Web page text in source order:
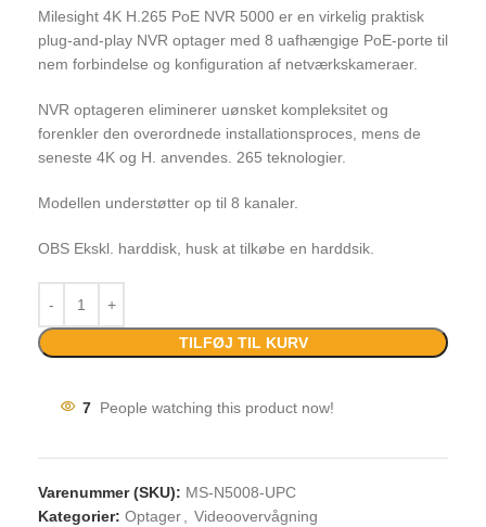
Milesight 4K H.265 PoE NVR 5000 er en virkelig praktisk
plug-and-play NVR optager med 8 uafhængige PoE-porte til
nem forbindelse og konfiguration af netværkskameraer.
NVR optageren eliminerer uønsket kompleksitet og
forenkler den overordnede installationsproces, mens de
seneste 4K og H. anvendes. 265 teknologier.
Modellen understøtter op til 8 kanaler.
OBS Ekskl. harddisk, husk at tilkøbe en harddsik.
TILFØJ TIL KURV
7 People watching this product now!
Varenummer (SKU): MS-N5008-UPC
Kategorier: Optager, Videoovervågning